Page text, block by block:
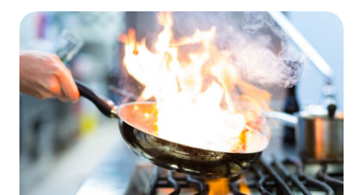
SEX A VZTAHY
PORADNA